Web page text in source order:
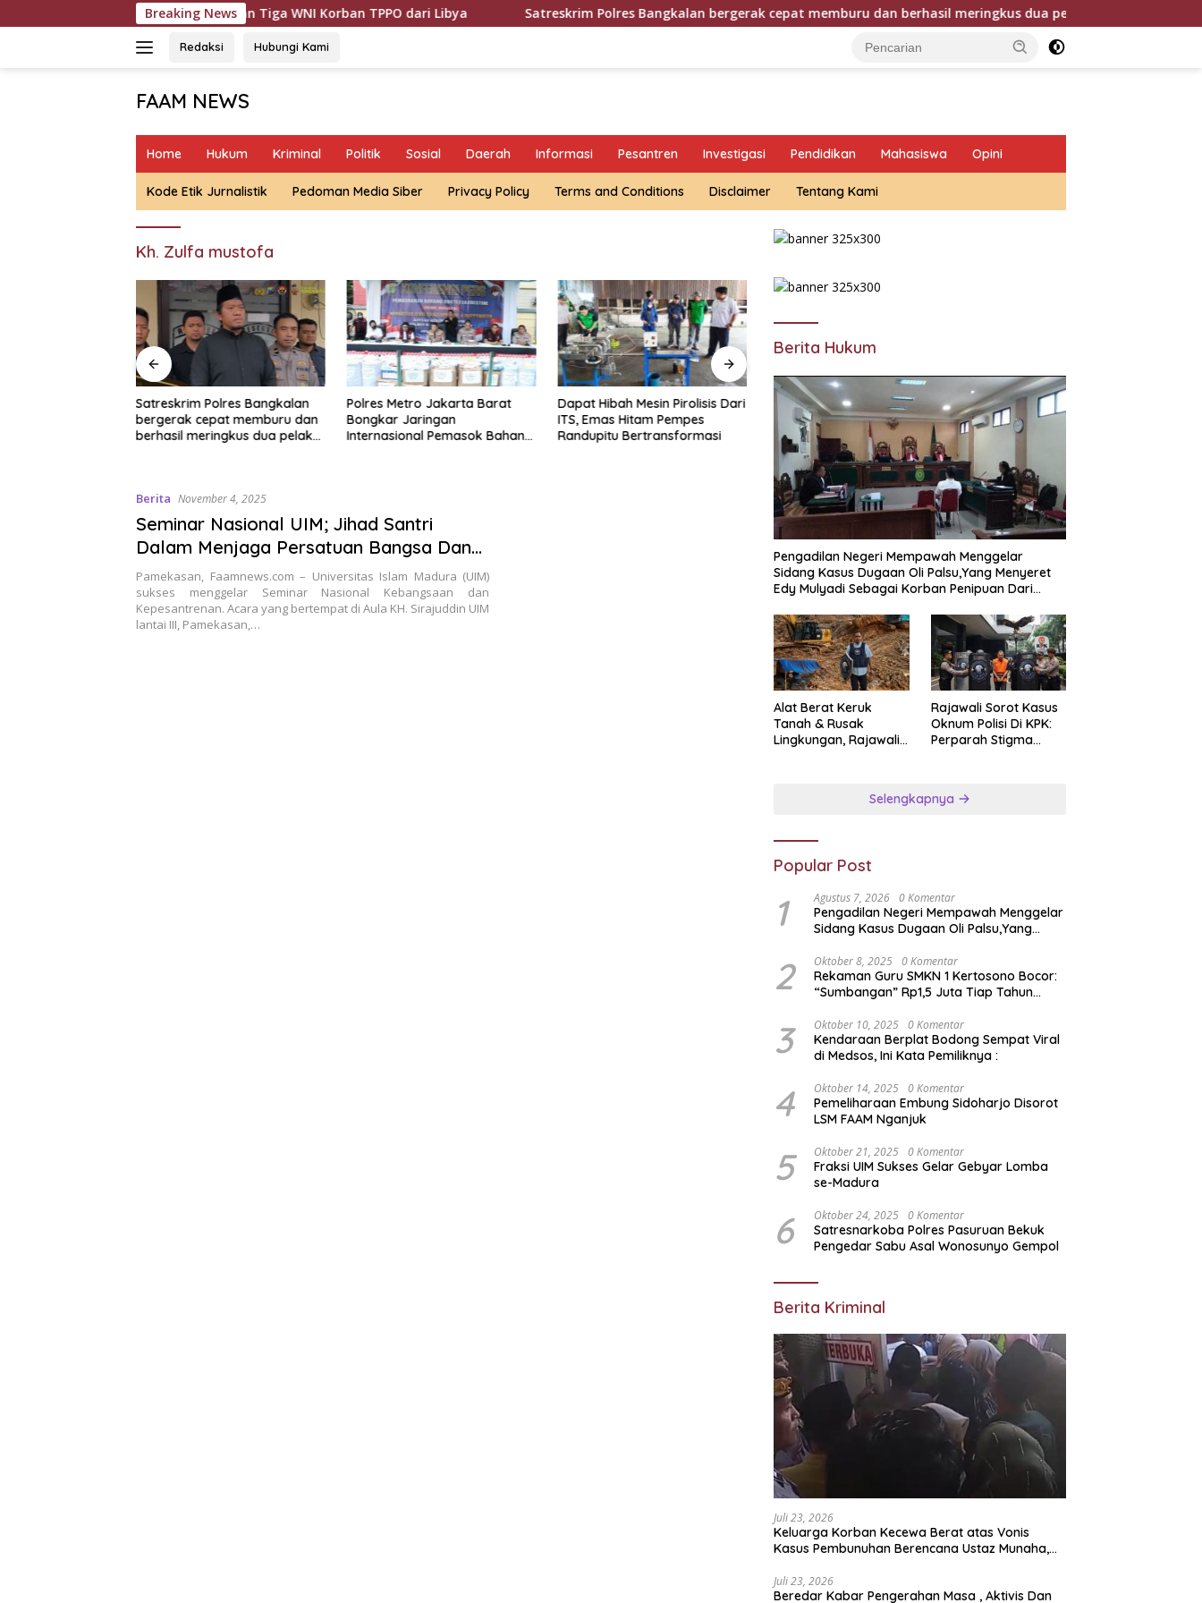
ke
Breaking News
Polda Metro Jaya Pulangkan Tiga WNI Korban TPPO dari Libya Satreskrim Polres Bangkalan bergerak cepat memburu dan berhasil meringkus dua pelaku spesialis curanmor
Redaksi Hubungi Kami
FAAM NEWS
Fakta,
Aspirasi
Home Hukum Kriminal Politik Sosial Daerah Informasi Pesantren Investigasi Pendidikan Mahasiswa Opini
Kode Etik Jurnalistik Pedoman Media Siber Privacy Policy Terms and Conditions Disclaimer Tentang Kami
Kh. Zulfa mustofa
Satreskrim Polres Bangkalan
bergerak cepat memburu dan
berhasil meringkus dua pelaku
Polres Metro Jakarta Barat
Bongkar Jaringan
Internasional Pemasok Bahan
Dapat Hibah Mesin Pirolisis Dari
ITS, Emas Hitam Pempes
Randupitu Bertransformasi
Rayakan Kemerdekaan Yang
Ke 81 Tahun Warga Jalan
Muharto Kedungkandang
siapkan hadiah jalan sehat
*Pemerintah kab Malang
Melalui DPU Bina Marga
Lakukan Pelebaran Ruas Jalan
Berita November 4, 2025
Seminar Nasional UIM; Jihad Santri
Dalam Menjaga Persatuan Bangsa Dan
Ketahanan Pesantren
Pamekasan, Faamnews.com – Universitas Islam Madura (UIM)
sukses menggelar Seminar Nasional Kebangsaan dan
Kepesantrenan. Acara yang bertempat di Aula KH. Sirajuddin UIM
lantai III, Pamekasan,…
Berita Hukum
Pengadilan Negeri Mempawah Menggelar
Sidang Kasus Dugaan Oli Palsu,Yang Menyeret
Edy Mulyadi Sebagai Korban Penipuan Dari
Alat Berat Keruk
Tanah & Rusak
Lingkungan, Rajawali
Rajawali Sorot Kasus
Oknum Polisi Di KPK:
Perparah Stigma
Selengkapnya
Popular Post
1 Agustus 7, 2026 0 Komentar
Pengadilan Negeri Mempawah Menggelar
Sidang Kasus Dugaan Oli Palsu,Yang
Penipuan Dari Jaringan Pemasok PT. DAB
2 Oktober 8, 2025 0 Komentar
Rekaman Guru SMKN 1 Kertosono Bocor:
“Sumbangan” Rp1,5 Juta Tiap Tahun
Pungli di Jatim Dipertanyakan
3 Oktober 10, 2025 0 Komentar
Kendaraan Berplat Bodong Sempat Viral
di Medsos, Ini Kata Pemiliknya :
4 Oktober 14, 2025 0 Komentar
Pemeliharaan Embung Sidoharjo Disorot
LSM FAAM Nganjuk
5 Oktober 21, 2025 0 Komentar
Fraksi UIM Sukses Gelar Gebyar Lomba
se-Madura
6 Oktober 24, 2025 0 Komentar
Satresnarkoba Polres Pasuruan Bekuk
Pengedar Sabu Asal Wonosunyo Gempol
Berita Kriminal
Juli 23, 2026
Keluarga Korban Kecewa Berat atas Vonis
Kasus Pembunuhan Berencana Ustaz Munaha,
Juli 23, 2026
Beredar Kabar Pengerahan Masa , Aktivis Dan